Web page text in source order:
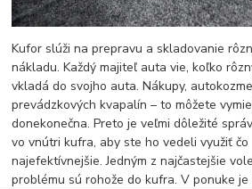
Kufor slúži na prepravu a skladovanie
nákladu. Každý majiteľ auta vie, koľko
vkladá do svojho auta. Nákupy,
prevádzkových kvapalín – to môžete
donekonečna. Preto je veľmi dôležité
vo vnútri kufra, aby ste ho vedeli využiť čo
najefektívnejšie. Jedným z najčastejšie
problému sú rohože do kufra. V ponuke